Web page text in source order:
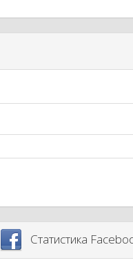
Статистика